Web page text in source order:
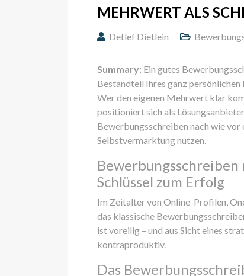
MEHRWERT ALS
Detlef Dietlein
Summary: Ein gutes
Bestandteil Ihres ganz
Wer den eigenen Mehrwert klar
positioniert sich als
Bewerbungsschreiben nach wie vor
Selbstvermarktung nutzen.
Schlüssel zum Erfolg
Im Zeitalter von Online-Profilen,
das klassische
ist voreilig – und aus Sicht eines
kontraproduktiv.
Das